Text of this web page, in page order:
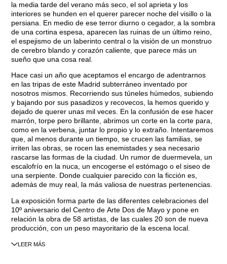
la media tarde del verano más seco, el sol aprieta y los
interiores se hunden en el querer parecer noche del visillo o la
persiana. En medio de ese terror diurno o cegador, a la sombra
de una cortina espesa, aparecen las ruinas de un último reino,
el espejismo de un laberinto central o la visión de un monstruo
de cerebro blando y corazón caliente, que parece más un
sueño que una cosa real.
Hace casi un año que aceptamos el encargo de adentrarnos
en las tripas de este Madrid subterráneo inventado por
nosotros mismos. Recorriendo sus túneles húmedos, subiendo
y bajando por sus pasadizos y recovecos, la hemos querido y
dejado de querer unas mil veces. En la confusión de ese hacer
marrón, torpe pero brillante, abrimos un corte en la corte para,
como en la verbena, juntar lo propio y lo extraño. Intentaremos
que, al menos durante un tiempo, se crucen las familias, se
irriten las obras, se rocen las enemistades y sea necesario
rascarse las formas de la ciudad. Un rumor de duermevela, un
escalofrío en la nuca, un encogerse el estómago o el siseo de
una serpiente. Donde cualquier parecido con la ficción es,
además de muy real, la más valiosa de nuestras pertenencias.
La exposición forma parte de las diferentes celebraciones del
10º aniversario del Centro de Arte Dos de Mayo y pone en
relación la obra de 58 artistas, de las cuales 20 son de nueva
producción, con un peso mayoritario de la escena local.
LEER MÁS